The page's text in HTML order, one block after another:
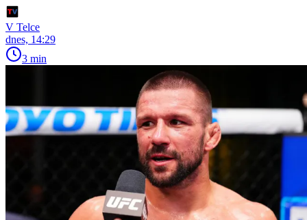
V Telce
dnes, 14:29
3 min